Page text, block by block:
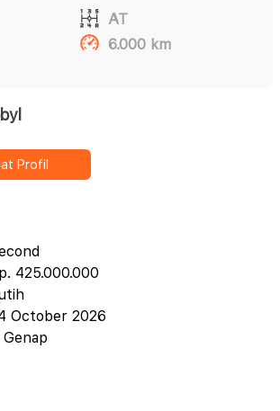
AT
6.000 km
Profil
425.000.000
October 2026
Genap